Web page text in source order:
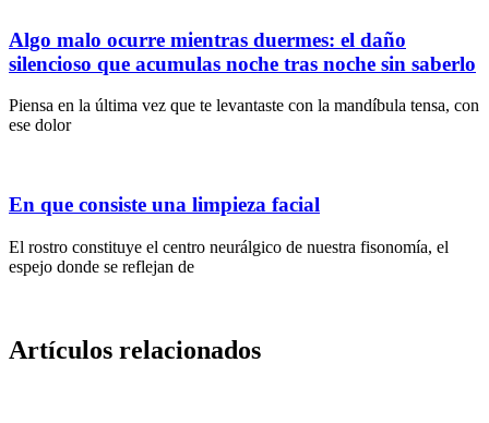
Algo malo ocurre mientras duermes: el daño
silencioso que acumulas noche tras noche sin saberlo
Piensa en la última vez que te levantaste con la mandíbula tensa, con
ese dolor
En que consiste una limpieza facial
El rostro constituye el centro neurálgico de nuestra fisonomía, el
espejo donde se reflejan de
Artículos relacionados